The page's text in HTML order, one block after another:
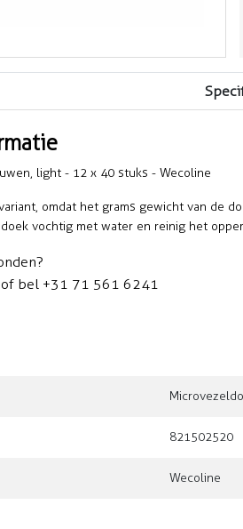
light - 12 x 40 stuks - Wecoline
omdat het grams gewicht van de
vochtig met water en reinig het
of bel +31 71 561 6241
821502520
Wecoline